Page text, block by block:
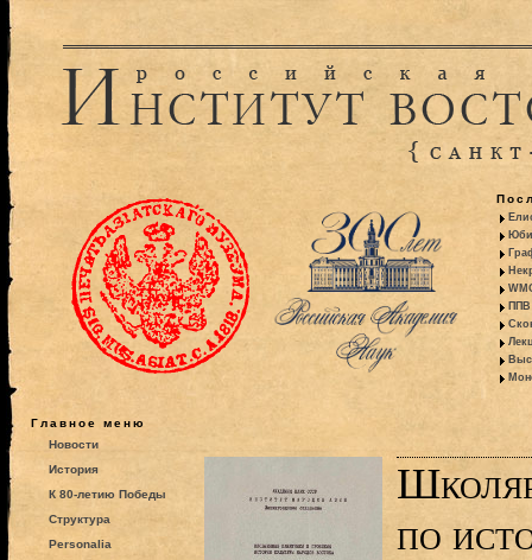
ППВ
Главное меню
Новости
История
К 80-летию Победы
Структура
Personalia
по